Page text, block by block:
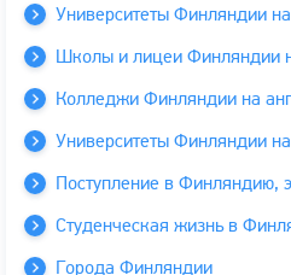
Университеты Финляндии
Школы и лицеи Финляндии
Колледжи Финляндии на
Университеты Финляндии
Поступление в Финляндию,
Студенческая жизнь в
Города Финляндии